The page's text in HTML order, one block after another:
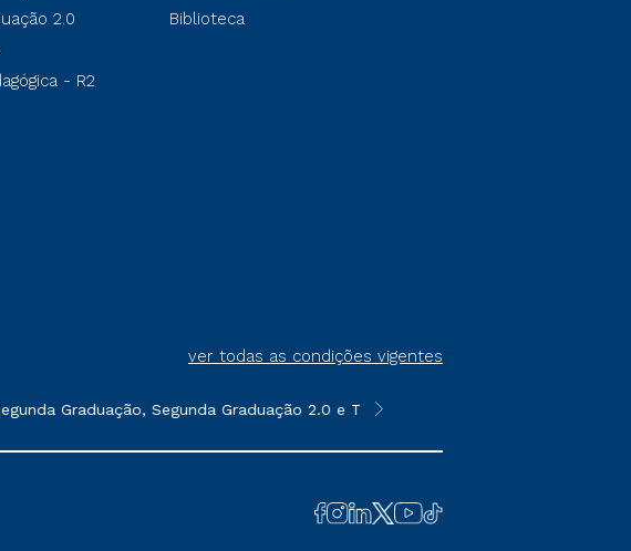
2.0
- R2
Biblioteca
ver todas as condições vigentes
Graduação, Segunda Graduação 2.0 e Transferência. Já para as demais, a
*Para a Pós-graduação EAD, as